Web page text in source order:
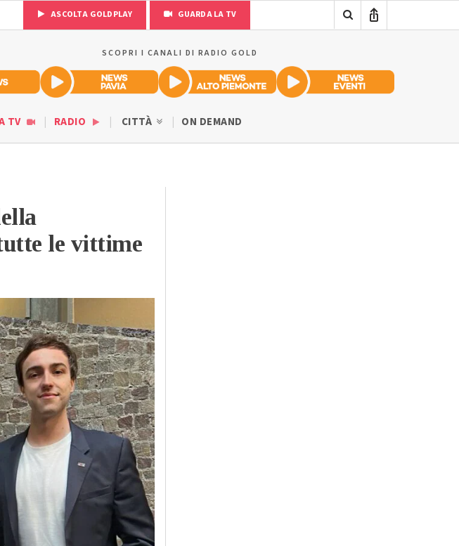
ASCOLTA GOLDPLAY GUARDA LA TV
SCOPRI I CANALI DI RADIO GOLD
TV RADIO CITTÀ ON DEMAND
le vittime